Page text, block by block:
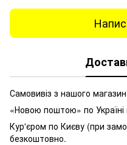
Самовивіз з нашого
«Новою поштою» по
Кур'єром по Києву (при
безкоштовно.